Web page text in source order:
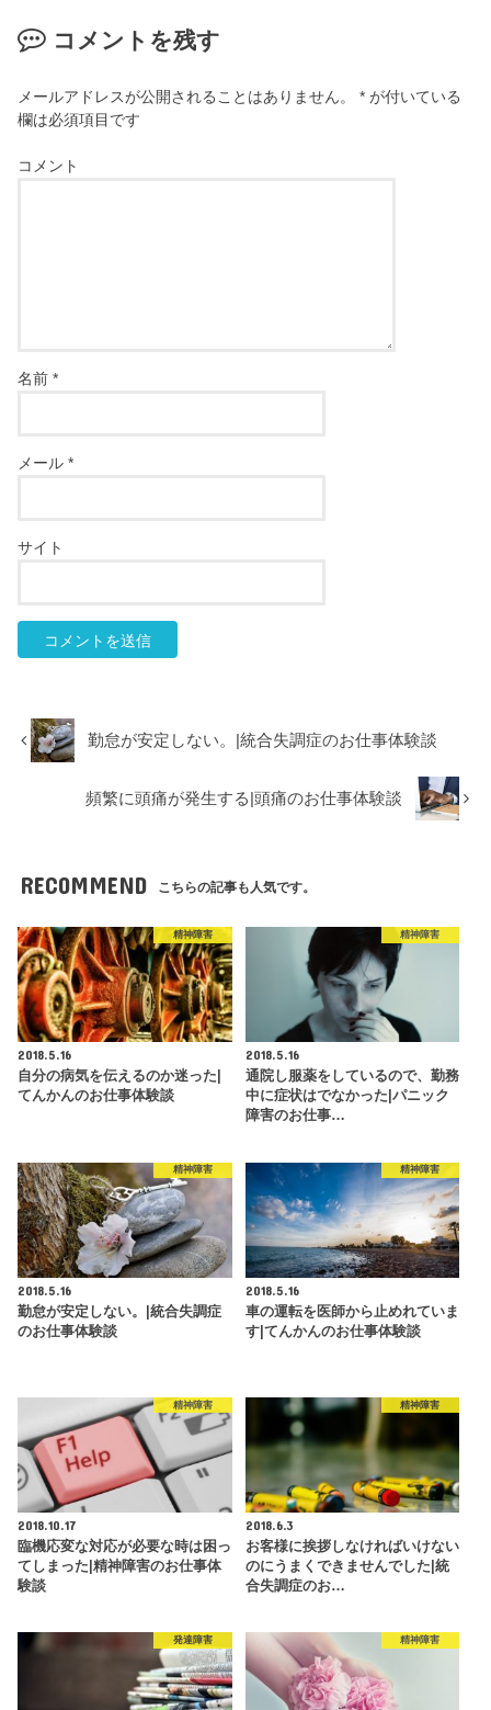
コメントを残す
メールアドレスが公開されることはありません。 * が付いている
欄は必須項目です
コメント
名前*
メール*
サイト
勤怠が安定しない。|統合失調症のお仕事体験談
頻繁に頭痛が発生する|頭痛のお仕事体験談
RECOMMEND こちらの記事も人気です。
精神障害
2018.5.16
自分の病気を伝えるのか迷った|
てんかんのお仕事体験談
精神障害
2018.5.16
通院し服薬をしているので、勤務
中に症状はでなかった|パニック
障害のお仕事…
精神障害
2018.5.16
勤怠が安定しない。|統合失調症
のお仕事体験談
精神障害
2018.5.16
車の運転を医師から止めれていま
す|てんかんのお仕事体験談
精神障害
2018.10.17
臨機応変な対応が必要な時は困っ
てしまった|精神障害のお仕事体
験談
精神障害
2018.6.3
お客様に挨拶しなければいけない
のにうまくできませんでした|統
合失調症のお…
発達障害 精神障害